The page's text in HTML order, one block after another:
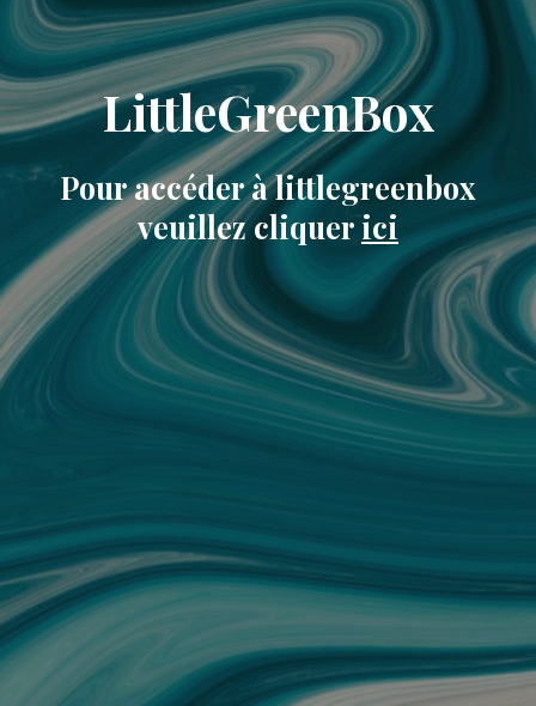
LittleGreenBox
Pour accéder à littlegreenbox
veuillez cliquer ici